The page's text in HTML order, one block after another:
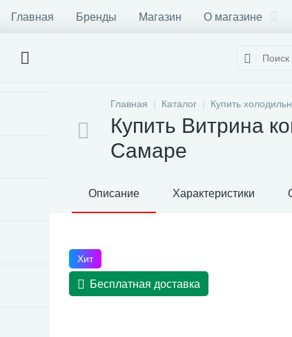
Главная Бренды Магазин О магазине
Главная Каталог Купить
Купить Витрина
Самаре
Описание Характеристики
Хит
Бесплатная доставка